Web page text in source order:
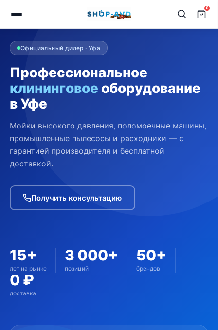
0
Официальный дилер · Уфа
Профессиональное
клининговое оборудование
в Уфе
Мойки высокого давления, поломоечные машины,
промышленные пылесосы и расходники — с
гарантией производителя и бесплатной
доставкой.
Получить консультацию
15+
лет на рынке
3 000+
позиций
50+
брендов
0 ₽
доставка